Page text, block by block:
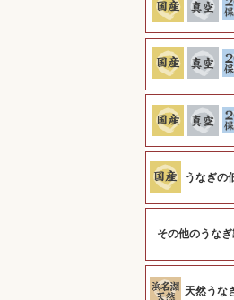
うなぎの
その他のうな
天然うな